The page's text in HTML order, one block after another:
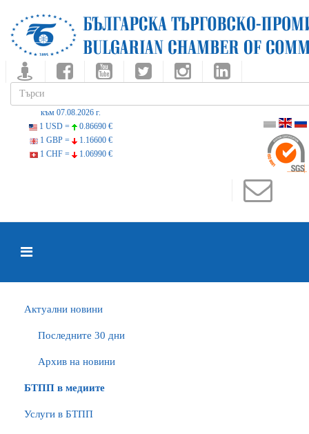
към 07.08.2026 г.
1 USD =
0.86690 €
1 GBP =
1.16600 €
1 CHF =
1.06990 €
Актуални новини
Последните 30 дни
Архив на новини
БTПП в медиите
Услуги в БТПП